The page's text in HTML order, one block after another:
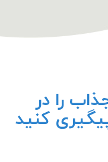
را در
کنید